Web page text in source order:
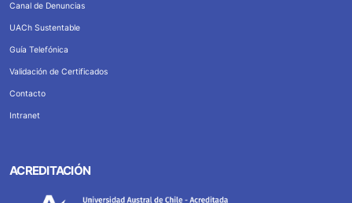
Canal de Denuncias
UACh Sustentable
Guía Telefónica
Validación de Certificados
Contacto
Intranet
ACREDITACIÓN